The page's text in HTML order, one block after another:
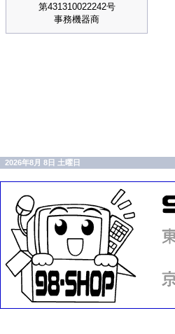
第431310022242号
事務機器商
2026年8月 8日 土曜日